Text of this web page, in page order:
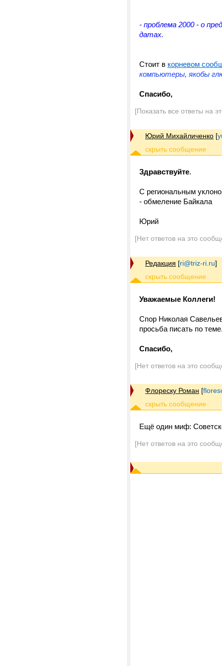
- проблема 2000 - о
датах.
Стоит в корневом
компьютеры, якобы
Спасибо,
[Показать все ответы на
Юрий Михайличенко [
Здравствуйте.
С региональным
- обмеление Байкала
Юрий
[Нет ответов на это
Редакция [ri@triz-ri.ru]
Уважаемые Коллеги!
Спор Николая
просьба писать по
Спасибо,
[Нет ответов на это
Флореску Роман [
Ещё один миф:
[Нет ответов на это